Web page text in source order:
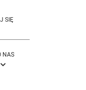
SIĘ
NAS